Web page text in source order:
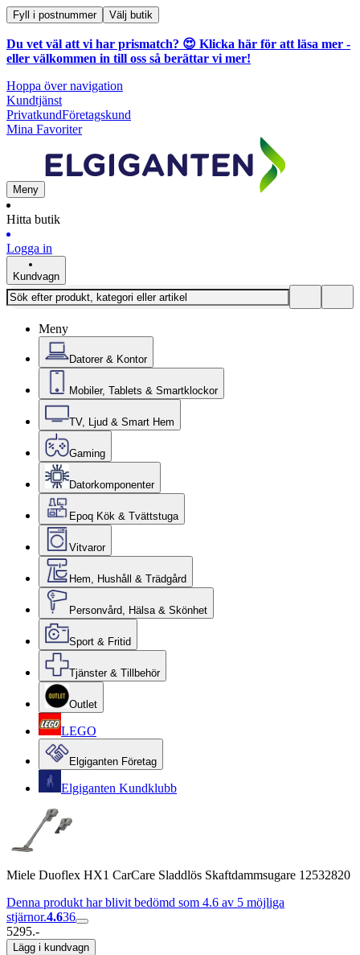
Fyll i postnummer Välj butik
Du vet väl att vi har prismatch? 😍 Klicka här för att läsa mer -
eller välkommen in till oss så berättar vi mer!
Hoppa över navigation
Kundtjänst
PrivatkundFöretagskund
Mina Favoriter
Meny
Hitta butik
Logga in
Kundvagn
Meny
Datorer & Kontor
Mobiler, Tablets & Smartklockor
TV, Ljud & Smart Hem
Gaming
Datorkomponenter
Epoq Kök & Tvättstuga
Vitvaror
Hem, Hushåll & Trädgård
Personvård, Hälsa & Skönhet
Sport & Fritid
Tjänster & Tillbehör
Outlet
LEGO
Elgiganten Företag
Elgiganten Kundklubb
Miele Duoflex HX1 CarCare Sladdlös Skaftdammsugare 12532820
Denna produkt har blivit bedömd som 4.6 av 5 möjliga
stjärnor.4.636
5295.-
Lägg i kundvagn